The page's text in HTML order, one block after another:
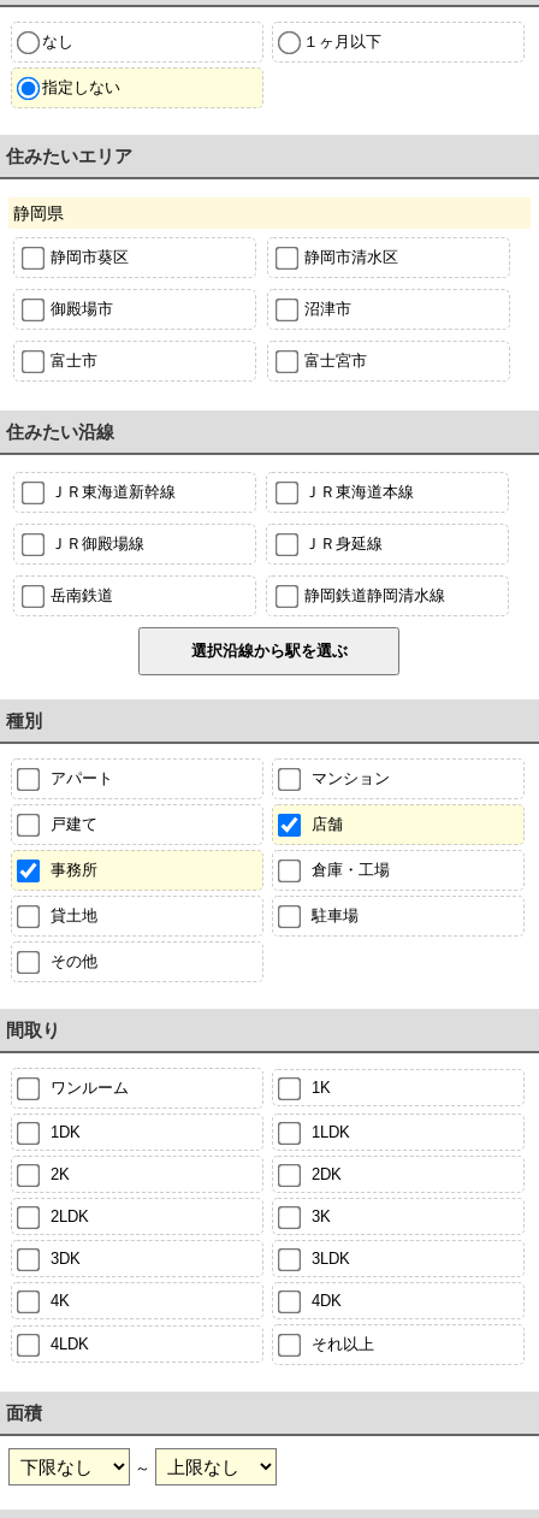
なし １ヶ月以下
指定しない
住みたいエリア
静岡県
静岡市葵区 静岡市清水区
御殿場市 沼津市
富士市 富士宮市
住みたい沿線
ＪＲ東海道新幹線 ＪＲ東海道本線
ＪＲ御殿場線 ＪＲ身延線
岳南鉄道 静岡鉄道静岡清水線
種別
アパート マンション
戸建て 店舗
事務所 倉庫・工場
貸土地 駐車場
その他
間取り
ワンルーム 1K
1DK 1LDK
2K 2DK
2LDK 3K
3DK 3LDK
4K 4DK
4LDK それ以上
面積
～